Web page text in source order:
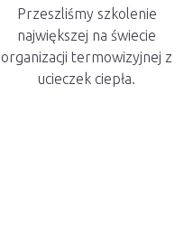
Przeszliśmy szkolenie
największej na świecie
organizacji termowizyjnej z
ucieczek ciepła.